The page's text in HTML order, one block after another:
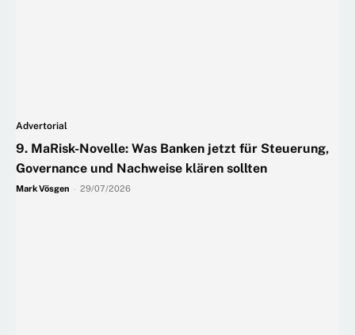
Advertorial
9. MaRisk-Novelle: Was Banken jetzt für Steuerung,
Governance und Nachweise klären sollten
Mark Vösgen 29/07/2026